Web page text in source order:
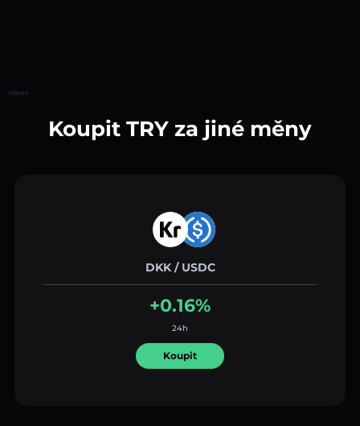
Hlavní
Koupit TRY za jiné měny
DKK / USDC
+0.16%
24h
Koupit